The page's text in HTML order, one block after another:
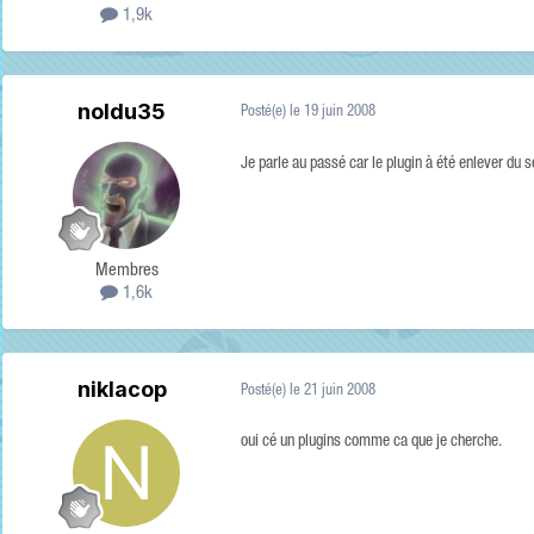
1,9k
noldu35
Membres
1,6k
Posté(e) le 19 juin 2008
Je parle au passé car le plugin à été enlever du
niklacop Posté(e) le 21 juin 2008
oui cé un plugins comme ca que je cherche.